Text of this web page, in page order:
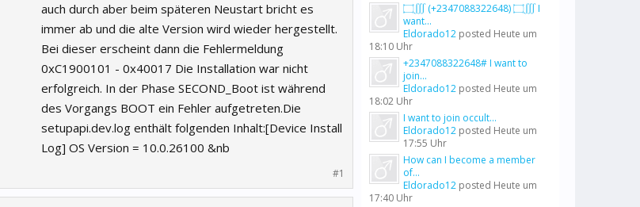
auch durch aber beim späteren Neustart bricht es
immer ab und die alte Version wird wieder hergestellt.
Bei dieser erscheint dann die Fehlermeldung
0xC1900101 - 0x40017 Die Installation war nicht
erfolgreich. In der Phase SECOND_Boot ist während
des Vorgangs BOOT ein Fehler aufgetreten.Die
setupapi.dev.log enthält folgenden Inhalt:[Device Install
Log] OS Version = 10.0.26100 &nb
#1
۝∭ (+2347088322648) ۝∭ I
want...
Eldorado12 posted Heute um
18:10 Uhr
+2347088322648# I want to
join...
Eldorado12 posted Heute um
18:02 Uhr
I want to join occult...
Eldorado12 posted Heute um
17:55 Uhr
How can I become a member
of...
Eldorado12 posted Heute um
17:40 Uhr